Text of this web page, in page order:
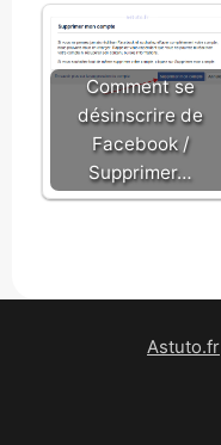
Comment se
désinscrire de
Facebook /
Supprimer…
Astuto.fr